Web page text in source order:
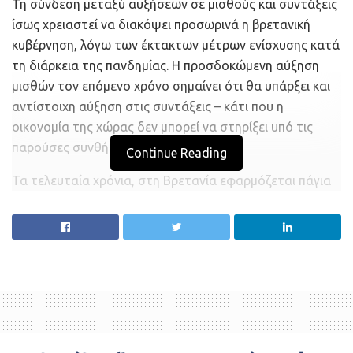
Τη σύνδεση μεταξύ αυξήσεων σε μισθούς και συντάξεις
ίσως χρειαστεί να διακόψει προσωρινά η βρετανική
κυβέρνηση, λόγω των έκτακτων μέτρων ενίσχυσης κατά
τη διάρκεια της πανδημίας. Η προσδοκώμενη αύξηση
μισθών τον επόμενο χρόνο σημαίνει ότι θα υπάρξει και
αντίστοιχη αύξηση στις συντάξεις – κάτι που η
οικονομία της χώρας δεν μπορεί να στηρίξει υπό τις
παρούσες συνθήκες.
Τα τελευταία χρόνια, στη Βρετανία εφαρμόζεται πάγια
ανάλογα με το ποσοστό πληθωρισμού ή τον μέσο όρο
αποδοχών, υπό το λεγόμενο σύστημα “triple lock”.
διακοπή του κριτηρίου των μισθών στην αύξηση των
συντάξεων,” δήλωσε ο Mel Stride. “Ίσως αυτή η
Continue Reading